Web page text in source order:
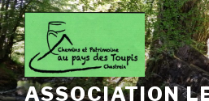
Aller
au
contenu
principal
ASSOCIATION